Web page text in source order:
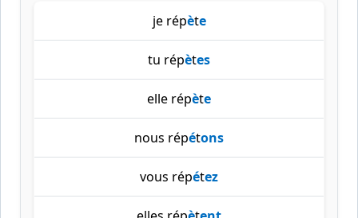
je répète
tu répètes
elle répète
nous répétons
vous répétez